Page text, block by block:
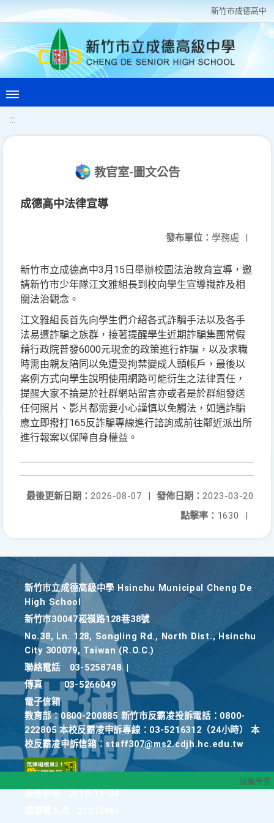
新竹巿成德高中
:::
教官室-圖文公告
成德高中法律宣導
發布單位： 學務處 |
新竹市立成德高中3月15日舉辦校園法治教育宣導，邀
請新竹市少年隊江文雅組長到校向學生宣導識詐及相
關法治觀念。
江文雅組長首先向學生們介紹各式詐騙手法以及各手
法易遭詐騙之族群，接著提醒學生近期詐騙集團常假
藉行政院普發6000元現金的政策進行詐騙，以及求職
時需由親友陪同以免遭受拘禁變成人頭帳戶，最後以
案例方式向學生說明使用網路可能衍生之法律責任，
提醒大家不論是於社群網站留言亦或者是於群組發送
任何照片、影片都需要小心謹慎以免觸法，如遇詐騙
應立即撥打165反詐騙專線進行諮詢或前往鄰近派出所
進行報案以保障自身權益。
發佈日期： 2023-03-20
最後更新日期： 2026-08-07
|
點擊率： 1630 |
新竹巿立成德高級中學 Hsinchu Municipal Cheng De
High School
新竹巿30047崧嶺路128巷38號
No.38, Ln. 128, Songling Rd., North Dist., Hsinchu
City 300079, Taiwan (R.O.C.)
聯絡電話
03-5258748
傳真
03-5266049
電子信箱
教育部：0800-200885 新竹市反霸凌投訴電話：0800-
222805 本校反霸凌申訴專線：03-5216312（24小時） 本
校反霸凌申訴信箱：staff307@ms2.cdjh.hc.edu.tw
版權所有